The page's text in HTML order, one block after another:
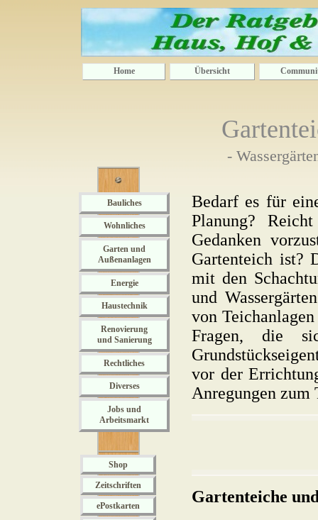
Home Übersicht
-
Bauliches
Wohnliches
Garten und
Außenanlagen
Energie
Haustechnik
Renovierung
und Sanierung
Rechtliches
Diverses
Jobs und
Arbeitsmarkt
Shop
Zeitschriften
ePostkarten
Bedarf es für
Planung?
Gedanken
Gartenteich ist?
mit den
und
von
Fragen, die
vor der
Anregungen zum
Gartenteiche